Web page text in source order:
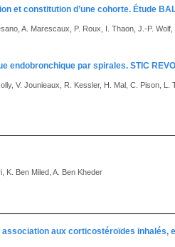
et constitution d’une cohorte. Étude
A. Marescaux, P. Roux, I. Thaon, J.-P.
endobronchique par spirales. STIC
V. Jounieaux, R. Kessler, H. Mal, C. Pison, L.
K. Ben Miled, A. Ben Kheder
association aux corticostéroïdes inhalés,